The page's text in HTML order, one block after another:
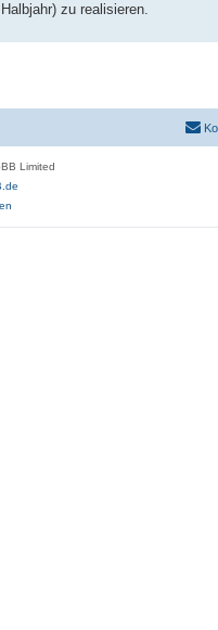
zu realisieren.
Limited